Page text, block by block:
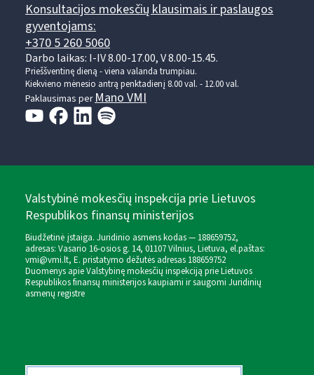
Konsultacijos mokesčių klausimais ir paslaugos
gyventojams:
+370 5 260 5060
Darbo laikas: I-IV 8.00-17.00, V 8.00-15.45.
Prieššventinę dieną - viena valanda trumpiau.
Kiekvieno mėnesio antrą penktadienį 8.00 val. - 12.00 val.
Paklausimas perMano VMI
Valstybinė mokesčių inspekcija prie Lietuvos
Respublikos finansų ministerijos
Biudžetinė įstaiga. Juridinio asmens kodas — 188659752,
adresas: Vasario 16-osios g. 14, 01107 Vilnius, Lietuva, el.paštas:
vmi@vmi.lt, E. pristatymo dėžutės adresas 188659752
Duomenys apie Valstybinę mokesčių inspekciją prie Lietuvos
Respublikos finansų ministerijos kaupiami ir saugomi Juridinių
asmenų registre